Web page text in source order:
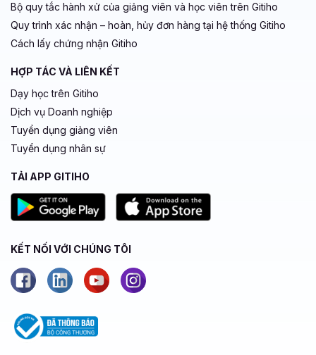
Bộ quy tắc hành xử của giảng viên và học viên trên Gitiho
Quy trình xác nhận – hoàn, hủy đơn hàng tại hệ thống Gitiho
Cách lấy chứng nhận Gitiho
HỢP TÁC VÀ LIÊN KẾT
Dạy học trên Gitiho
Dịch vụ Doanh nghiệp
Tuyển dụng giảng viên
Tuyển dụng nhân sự
TẢI APP GITIHO
KẾT NỐI VỚI CHÚNG TÔI